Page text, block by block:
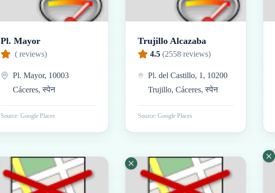
Pl. Mayor
(reviews)
Pl. Mayor, 10003
Cáceres, स्पेन
Source: Google Places
Trujillo Alcazaba
4.5 (2558 reviews)
Pl. del Castillo, 1, 10200
Trujillo, Cáceres, स्पेन
Source: Google Places